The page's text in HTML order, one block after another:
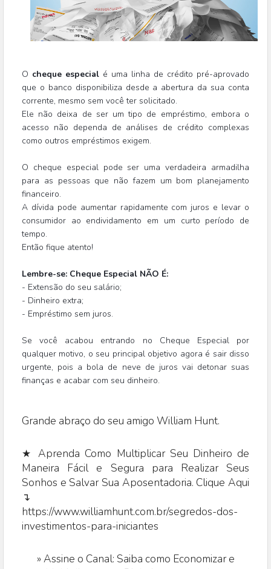
O cheque especial é uma linha de crédito pré-aprovado
que o banco disponibiliza desde a abertura da sua conta
corrente, mesmo sem você ter solicitado.
Ele não deixa de ser um tipo de empréstimo, embora o
acesso não dependa de análises de crédito complexas
como outros empréstimos exigem.
O cheque especial pode ser uma verdadeira armadilha
para as pessoas que não fazem um bom planejamento
financeiro.
A dívida pode aumentar rapidamente com juros e levar o
consumidor ao endividamento em um curto período de
tempo.
Então fique atento!
Lembre-se: Cheque Especial NÃO É:
- Extensão do seu salário;
- Dinheiro extra;
- Empréstimo sem juros.
Se você acabou entrando no Cheque Especial por
qualquer motivo, o seu principal objetivo agora é sair disso
urgente, pois a bola de neve de juros vai detonar suas
finanças e acabar com seu dinheiro.
Grande abraço do seu amigo William Hunt.
★ Aprenda Como Multiplicar Seu Dinheiro de
Maneira Fácil e Segura para Realizar Seus
Sonhos e Salvar Sua Aposentadoria. Clique Aqui
↴
https://www.williamhunt.com.br/segredos-dos-
investimentos-para-iniciantes
»Assine o Canal: Saiba como Economizar e